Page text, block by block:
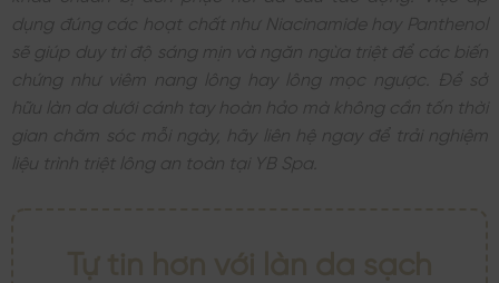
dụng đúng các hoạt chất như Niacinamide hay Panthenol
sẽ giúp duy trì độ sáng mịn và ngăn ngừa triệt để các biến
chứng như viêm nang lông hay lông mọc ngược. Để sở
hữu làn da dưới cánh tay hoàn hảo mà không cần tốn thời
gian chăm sóc mỗi ngày, hãy liên hệ ngay để trải nghiệm
liệu trình triệt lông an toàn tại YB Spa.